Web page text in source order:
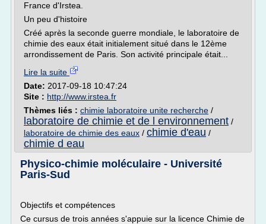
France d'Irstea.
Un peu d'histoire
Créé après la seconde guerre mondiale, le laboratoire de
chimie des eaux était initialement situé dans le 12ème
arrondissement de Paris. Son activité principale était...
Lire la suite
Date: 2017-09-18 10:47:24
Site : http://www.irstea.fr
Thèmes liés : chimie laboratoire unite recherche /
laboratoire de chimie et de l environnement /
laboratoire de chimie des eaux / chimie d'eau /
chimie d eau
Physico-chimie moléculaire - Université
Paris-Sud
Objectifs et compétences
Ce cursus de trois années s'appuie sur la licence Chimie de